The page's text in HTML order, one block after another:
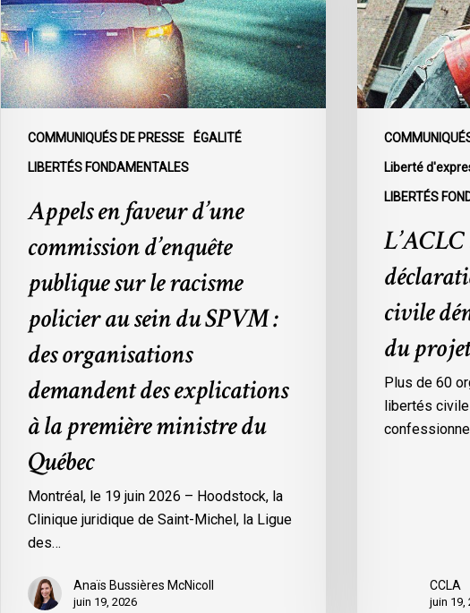
COMMUNIQUÉS DE PRESSE ÉGALITÉ
LIBERTÉS FONDAMENTALES
d’enquête
publique
sur
le
racisme
policier
organisations
demandent
explications
première
ministre
Québec
Appels en faveur d’une
commission d’enquête
publique sur le racisme
policier au sein du SPVM :
des organisations
demandent des explications
à la première ministre du
Québec
Montréal, le 19 juin 2026 – Hoodstock, la
Clinique juridique de Saint-Michel, la Ligue
des…
Anaïs Bussières McNicoll
juin 19, 2026
Liberté
LIBERTÉS
déclaration
de
la
société
civile
dénonçant
projet
civile
du
Plus de 60
libertés
CCLA
juin 19,